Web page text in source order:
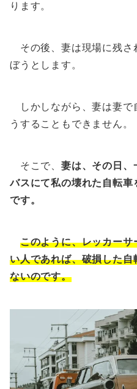
ります。
その後、妻は現場に残さ
ぼうとします。
しかしながら、妻は妻で
うすることもできません。
そこで、 妻は、その日、
バスにて私の壊れた自転車
です。
このように、レッカー
い人であれば、破損した
ないのです。